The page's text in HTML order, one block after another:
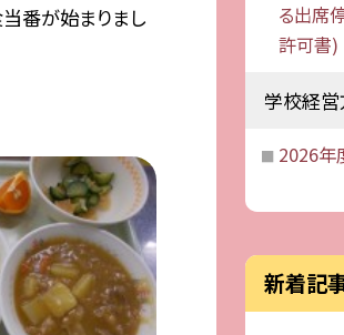
番が始まりまし
る出席
許可書)
学校経
2026年
新着記